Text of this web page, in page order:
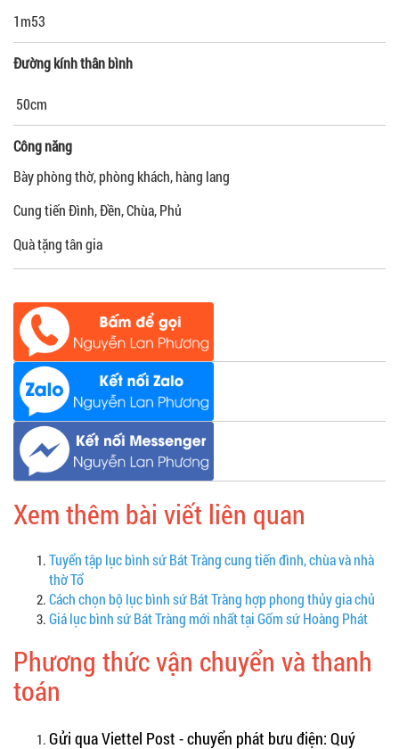
1m53
Đường kính thân bình
50cm
Công năng
Bày phòng thờ, phòng khách, hàng lang
Cung tiến Đình, Đền, Chùa, Phủ
Quà tặng tân gia
Xem thêm bài viết liên quan
Tuyển tập lục bình sứ Bát Tràng cung tiến đình, chùa và nhà
thờ Tổ
Cách chọn bộ lục bình sứ Bát Tràng hợp phong thủy gia chủ
Giá lục bình sứ Bát Tràng mới nhất tại Gốm sứ Hoàng Phát
Phương thức vận chuyển và thanh
toán
Gửi qua Viettel Post - chuyển phát bưu điện: Quý